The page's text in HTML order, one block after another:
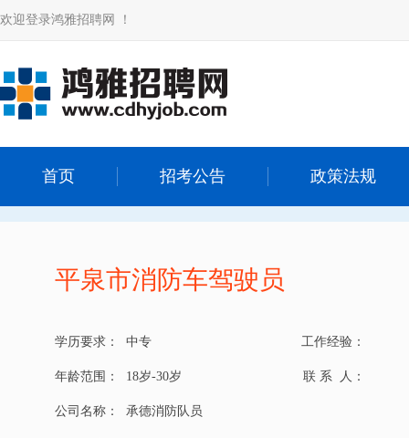
欢迎登录鸿雅招聘网 ！
首页 招考公告 政策法规
平泉市消防车驾驶员
学历要求： 中专 工作经验：
年龄范围： 18岁-30岁 联 系 人：
公司名称： 承德消防队员